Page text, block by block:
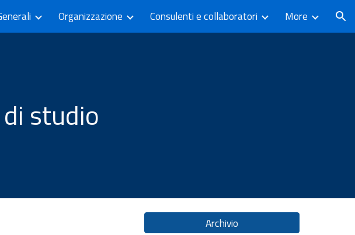
Skip to navigation
Organizzazione Consulenti e collaboratori More
studio
Archivio